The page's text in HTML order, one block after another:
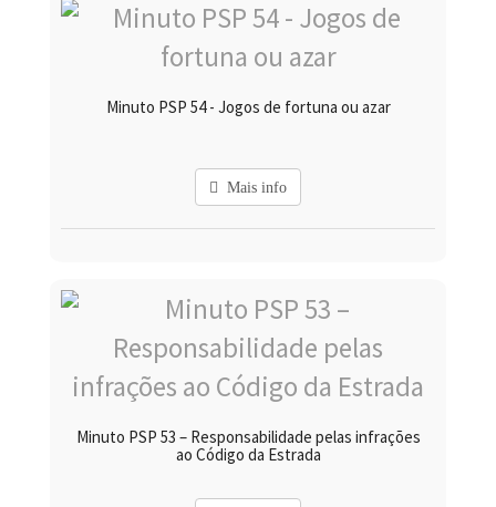
Minuto PSP 54 - Jogos de fortuna ou azar
Mais info
Minuto PSP 53 – Responsabilidade pelas infrações
ao Código da Estrada